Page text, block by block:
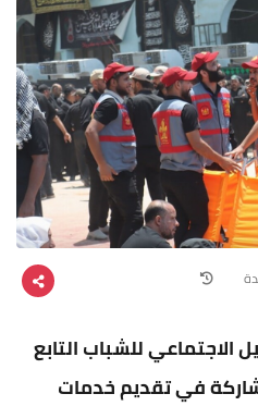
الاجتماعي للشباب التابع
في تقديم خدمات